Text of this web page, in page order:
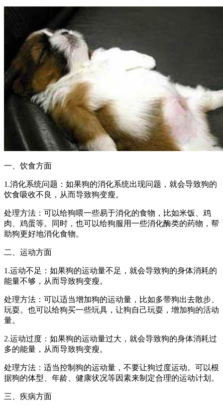
一、饮食方面
1.消化系统问题：如果狗的消化系统出现问题，就会导致狗的
饮食吸收不良，从而导致狗变瘦。
处理方法：可以给狗喂一些易于消化的食物，比如米饭、鸡
肉、鸡蛋等。同时，也可以给狗服用一些消化酶类的药物，帮
助狗更好地消化食物。
二、运动方面
1.运动不足：如果狗的运动量不足，就会导致狗的身体消耗的
能量不够，从而导致狗变瘦。
处理方法：可以适当增加狗的运动量，比如多带狗出去散步、
玩耍。也可以给狗买一些玩具，让狗自己玩耍，增加狗的活动
量。
2.运动过度：如果狗的运动量过大，就会导致狗的身体消耗过
多的能量，从而导致狗变瘦。
处理方法：适当控制狗的运动量，不要让狗过度运动。可以根
据狗的体型、年龄、健康状况等因素来制定合理的运动计划。
三、疾病方面